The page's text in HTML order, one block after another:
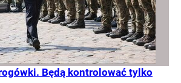
Będą kontrolować tylko